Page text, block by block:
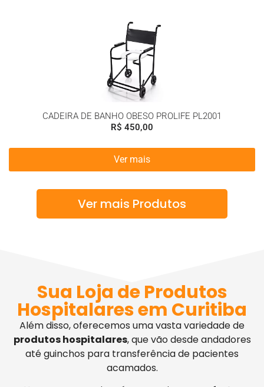
CADEIRA DE BANHO OBESO PROLIFE PL2001
R$ 450,00
Ver mais
Ver mais Produtos
Sua Loja de Produtos
Hospitalares em Curitiba
Além disso, oferecemos uma vasta variedade de
produtos hospitalares, que vão desde andadores
até guinchos para transferência de pacientes
acamados.